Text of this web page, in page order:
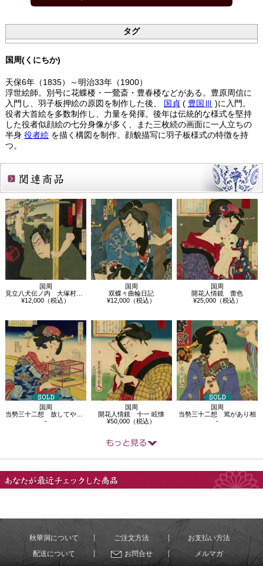
タグ
国周(くにちか)
天保6年（1835）～明治33年（1900）
浮世絵師。別号に花蝶楼・一鶯斎・豊春楼などがある。豊原周信に
入門し、羽子板押絵の原図を制作した後、 国貞( 豊国Ⅲ )に入門。
役者大首絵を多数制作し、力量を発揮。後年は伝統的な様式を堅持
した役者似顔絵の七分身像が多く、また三枚続の画面に一人立ちの
半身 役者絵を描く構図を制作。顔貌描写に羽子板様式の特徴を持
つ。
関連商品
国周
見立八犬伝ノ内 大塚村 犬川荘助
¥12,000（税込）
国周
双蝶々曲輪日記
¥12,000（税込）
国周
開花人情鏡 蕾色
¥25,000（税込）
国周
当勢三十二想 放してやりた相
-
国周
開花人情鏡 十一 眩懐
¥50,000（税込）
国周
当勢三十二想 篤があり相
-
秋華洞について ご注文方法
お支払い方法
配送について
お問合せ メルマガ